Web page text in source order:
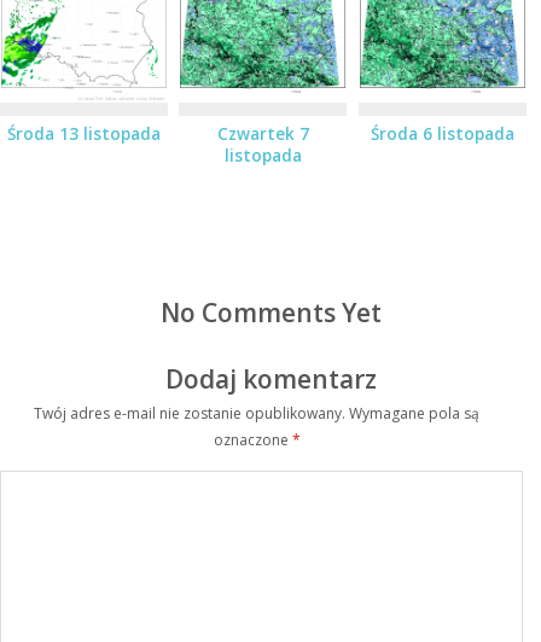
Środa 13 listopada
Czwartek 7
listopada
Środa 6 listopada
No Comments Yet
Dodaj komentarz
Twój adres e-mail nie zostanie opublikowany. Wymagane pola są
oznaczone *